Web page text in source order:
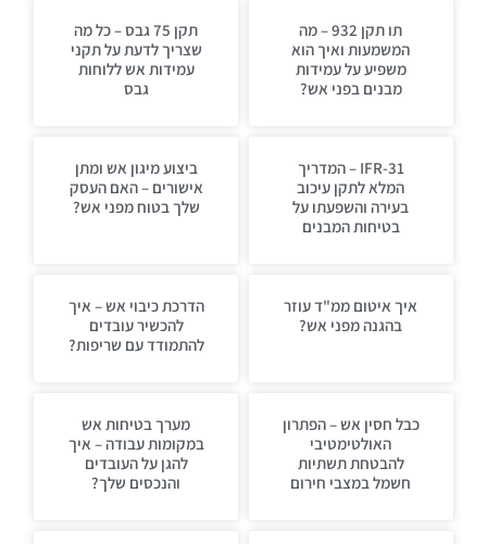
תו תקן 932 – מה
המשמעות ואיך הוא
משפיע על עמידות
מבנים בפני אש?
תקן 75 גבס – כל מה
שצריך לדעת על תקני
עמידות אש ללוחות
גבס
IFR-31 – המדריך
המלא לתקן עיכוב
בעירה והשפעתו על
בטיחות המבנים
ביצוע מיגון אש ומתן
אישורים – האם העסק
שלך בטוח מפני אש?
איך איטום ממ"ד עוזר
בהגנה מפני אש?
הדרכת כיבוי אש – איך
להכשיר עובדים
להתמודד עם שריפות?
כבל חסין אש – הפתרון
האולטימטיבי
להבטחת תשתיות
חשמל במצבי חירום
מערך בטיחות אש
במקומות עבודה – איך
להגן על העובדים
והנכסים שלך?